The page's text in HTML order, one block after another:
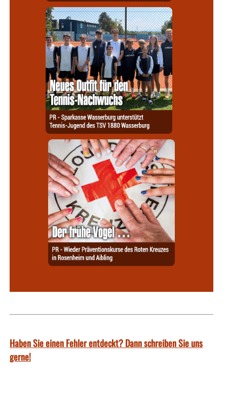
Haben Sie einen Fehler entdeckt? Dann schreiben Sie uns
gerne!